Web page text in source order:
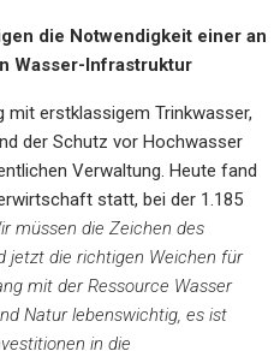
die Notwendigkeit einer an
Wasser-Infrastruktur
mit erstklassigem Trinkwasser,
der Schutz vor Hochwasser
Verwaltung. Heute fand
statt, bei der 1.185
müssen die Zeichen des
jetzt die richtigen Weichen für
mit der Ressource Wasser
Natur lebenswichtig, es ist
in die